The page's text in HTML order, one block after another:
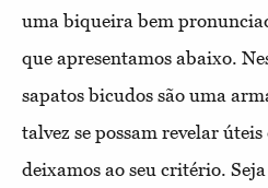
uma biqueira bem
que apresentamos abaixo.
sapatos bicudos são uma
talvez se possam revelar
deixamos ao seu critério.